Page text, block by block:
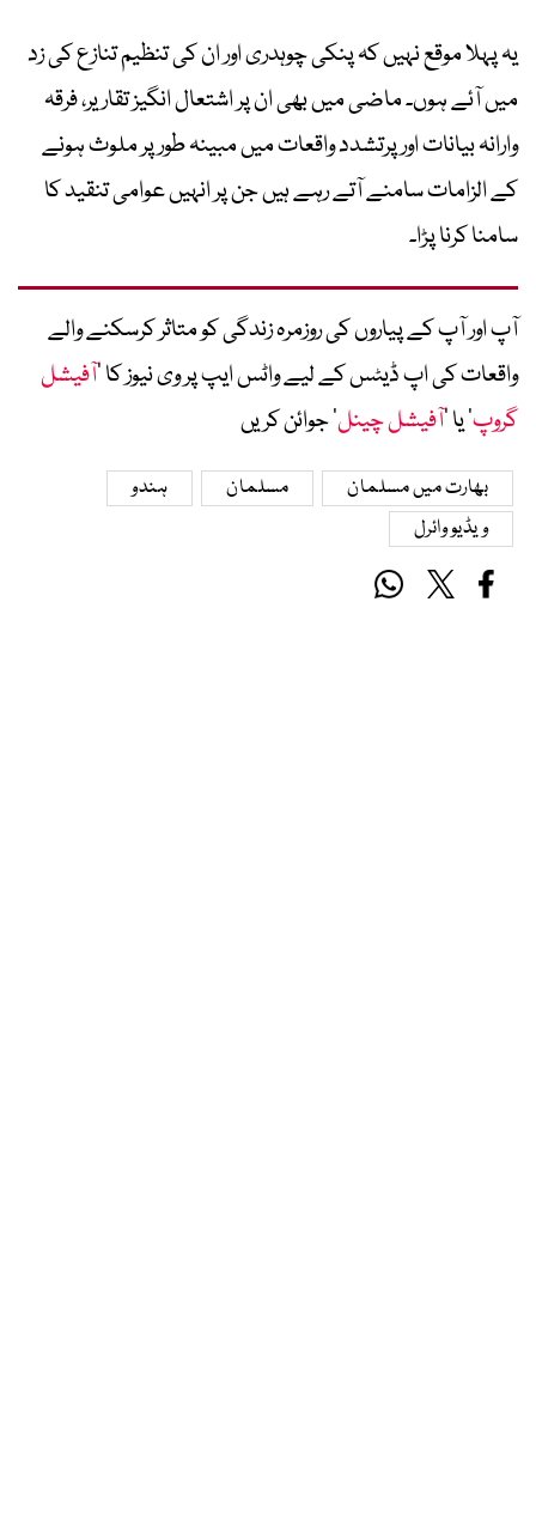
یہ پہلا موقع نہیں کہ پنکی چوہدری اور ان کی تنظیم تنازع کی زد
میں آئے ہوں۔ ماضی میں بھی ان پر اشتعال انگیز تقاریر، فرقہ
وارانہ بیانات اور پرتشدد واقعات میں مبینہ طور پر ملوث ہونے
کے الزامات سامنے آتے رہے ہیں جن پر انہیں عوامی تنقید کا
سامنا کرنا پڑا۔
آپ اور آپ کے پیاروں کی روزمرہ زندگی کو متاثر کرسکنے والے
واقعات کی اپ ڈیٹس کے لیے واٹس ایپ پر وی نیوز کا ’آفیشل
گروپ‘ یا ’آفیشل چینل‘ جوائن کریں
بھارت میں مسلمان مسلمان
ہندو
ویڈیو وائرل